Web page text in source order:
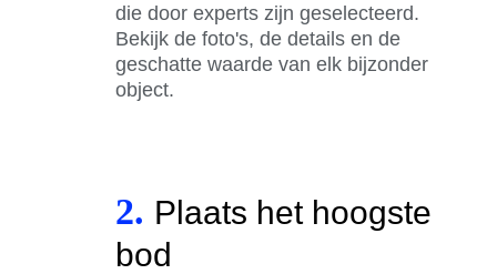
die door experts zijn geselecteerd.
Bekijk de foto's, de details en de
geschatte waarde van elk bijzonder
object.
2. Plaats het hoogste
bod